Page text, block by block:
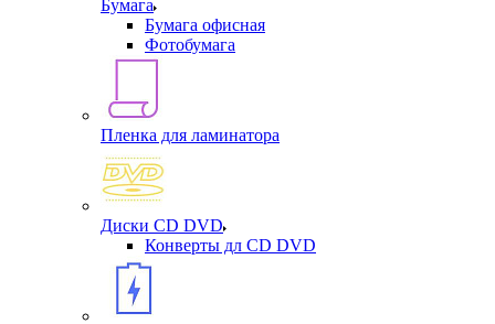
Бумага
Бумага офисная
Фотобумага
Пленка для ламинатора
Диски CD DVD
Конверты дл CD DVD